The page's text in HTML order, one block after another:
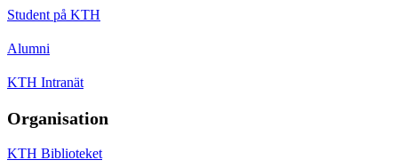
Student på KTH
Alumni
KTH Intranät
Organisation
KTH Biblioteket